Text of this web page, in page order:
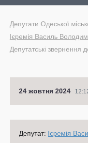
Депутати Одеської
Ієремія Василь
Депутатські звернення
24 жовтня 2024
Депутат: Ієремія